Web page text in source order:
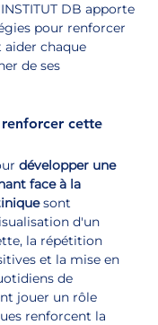
DB apporte
pour renforcer
chaque
de ses
renforcer cette
développer une
face à la
sont
d'un
la répétition
et la mise en
de
jouer un rôle
renforcent la